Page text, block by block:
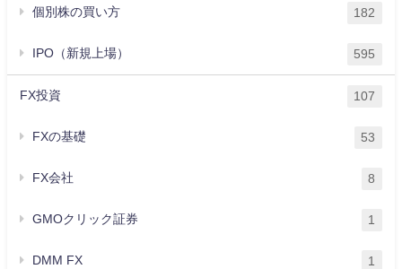
個別株の買い方 182
IPO（新規上場） 595
FX投資 107
FXの基礎 53
FX会社 8
GMOクリック証券 1
DMM FX 1